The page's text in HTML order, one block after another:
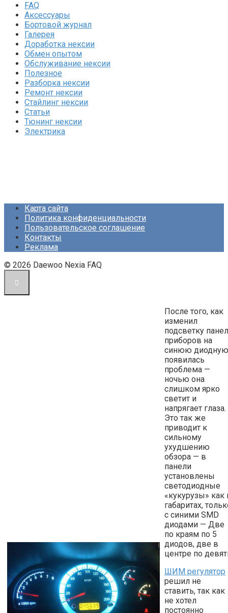
FAQ
Аксессуары
Бортовой журнал
Галерея
Доработка нексии
Обмен опытом
Обслуживание нексии
Полезное
Разборка нексии
Ремонт нексии
Стайлинг нексии
Статьи
Тюнинг нексии
Электрика
Карта сайта
Политика конфиденциальности
Пользовательское соглашение
Контакты
Реклама
© 2026 Daewoo Nexia FAQ
После того, как
изменил
подсветку
приборов на
синюю
появилась
проблема —
ночью она
слишком ярко
светит и
напрягает глаза.
Это так же
приводит к
сильному
ухудшению
обзора — в
панели
установлены
светодиодные
«кукурузы» как
габаритах,
с синими SMD
диодами — Две
по краям по 5
диодов, две в
центре по
ШИМ регулятор
решил не
ставить, так как
не хотел
постоянно